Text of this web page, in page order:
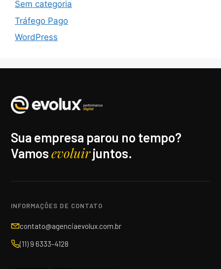
Sem categoria
Tráfego Pago
WordPress
Sua empresa parou no tempo?
Vamosevoluirjuntos.
INFORMAÇÕES DE CONTATO
contato@agenciaevolux.com.br
(11) 9 6333-4128